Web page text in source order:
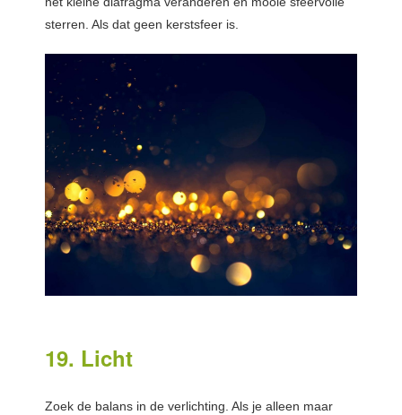
sterren. Als dat geen kerstsfeer is.
19. Licht
Zoek de balans in de verlichting. Als je alleen maar